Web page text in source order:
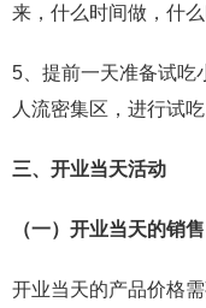
来，什么时间做，什
5、提前一天准备试吃
人流密集区，进行试
三、开业当天活动
（一）开业当天的销售
开业当天的产品价格